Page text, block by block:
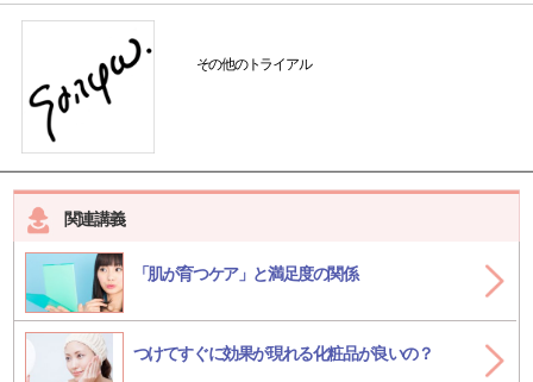
その他のトライアル
関連講義
「肌が育つケア」と満足度の関係
つけてすぐに効果が現れる化粧品が良いの？